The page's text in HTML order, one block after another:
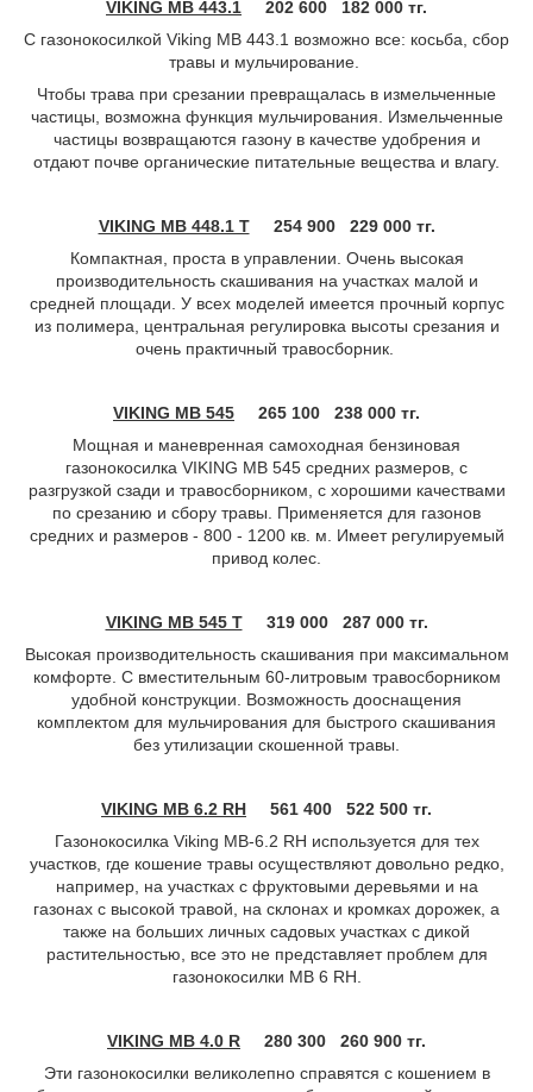
VIKING MB 443.1 202 600 182 000 тг.
С газонокосилкой Viking MB 443.1 возможно все: косьба, сбор
травы и мульчирование.
Чтобы трава при срезании превращалась в измельченные
частицы, возможна функция мульчирования. Измельченные
частицы возвращаются газону в качестве удобрения и
отдают почве органические питательные вещества и влагу.
VIKING MB 448.1 T 254 900229 000 тг.
Компактная, проста в управлении. Очень высокая
производительность скашивания на участках малой и
средней площади. У всех моделей имеется прочный корпус
из полимера, центральная регулировка высоты срезания и
очень практичный травосборник.
VIKING MB 545 265 100 238 000 тг.
Мощная и маневренная самоходная бензиновая
газонокосилка VIKING MB 545 средних размеров, с
разгрузкой сзади и травосборником, с хорошими качествами
по срезанию и сбору травы. Применяется для газонов
средних и размеров - 800 - 1200 кв. м. Имеет регулируемый
привод колес.
VIKING MB 545 T 319 000287 000 тг.
Высокая производительность скашивания при максимальном
комфорте. С вместительным 60-литровым травосборником
удобной конструкции. Возможность дооснащения
комплектом для мульчирования для быстрого скашивания
без утилизации скошенной травы.
VIKING MB 6.2 RH 561 400 522 500 тг.
Газонокосилка Viking МВ-6.2 RH используется для тех
участков, где кошение травы осуществляют довольно редко,
например, на участках с фруктовыми деревьями и на
газонах с высокой травой, на склонах и кромках дорожек, а
также на больших личных садовых участках с дикой
растительностью, все это не представляет проблем для
газонокосилки MB 6 RH.
VIKING MB 4.0 R 280 300 260 900 тг.
Эти газонокосилки великолепно справятся с кошением в